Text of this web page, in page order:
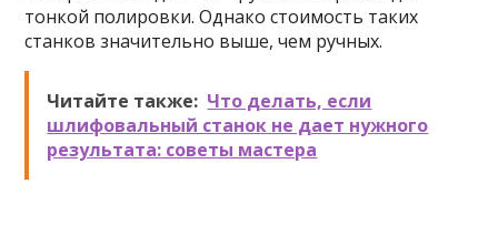
тонкой полировки. Однако стоимость таких
станков значительно выше, чем ручных.
Читайте также: Что делать, если
шлифовальный станок не дает нужного
результата: советы мастера